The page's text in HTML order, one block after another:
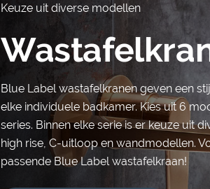
Keuze uit diverse modellen
Blue Label wastafelkranen geven een
elke individuele badkamer. Kies uit 6
series. Binnen elke serie is er keuze uit
high rise, C-uitloop en wandmodellen.
passende Blue Label wastafelkraan!